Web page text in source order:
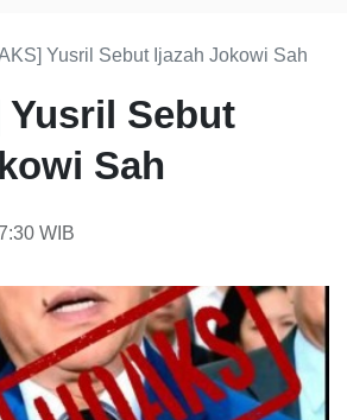
Yusril Sebut Ijazah Jokowi Sah
Yusril Sebut
Sah
WIB